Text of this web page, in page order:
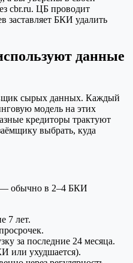
cbr.ru. ЦБ проводит
заставляет БКИ удалить
данные
сырых данных. Каждый
модель на этих
кредиторы трактуют
выбрать, куда
— обычно в 2–4 БКИ
7 лет.
за последние 24 месяца.
или ухудшается).